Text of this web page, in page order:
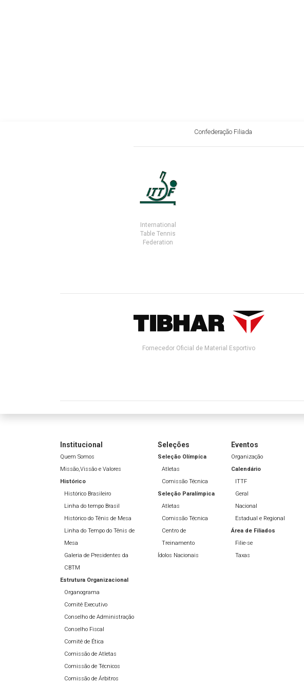
Confederação Filiada
International
Table Tennis
Federation
Fornecedor Oficial de Material Esportivo
Institucional
Quem Somos
Missão,Vissão e Valores
Histórico
Histórico Brasileiro
Linha do tempo Brasil
Histórico do Tênis de Mesa
Linha do Tempo do Tênis de
Mesa
Galeria de Presidentes da
CBTM
Estrutura Organizacional
Organograma
Comitê Executivo
Conselho de Administração
Conselho Fiscal
Comitê de Ética
Comissão de Atletas
Comissão de Técnicos
Comissão de Árbitros
Seleções
Seleção Olímpíca
Atletas
Comissão Técnica
Seleção Paralímpica
Atletas
Comissão Técnica
Centro de
Treinamento
Ídolos Nacionais
Eventos
Organização
Calendário
ITTF
Geral
Nacional
Estadual e Regional
Área de Filiados
Filie-se
Taxas